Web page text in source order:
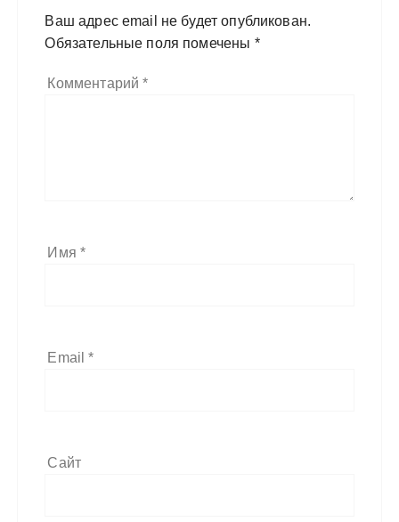
Ваш адрес email не будет опубликован.
Обязательные поля помечены *
Комментарий*
Имя*
Email*
Сайт